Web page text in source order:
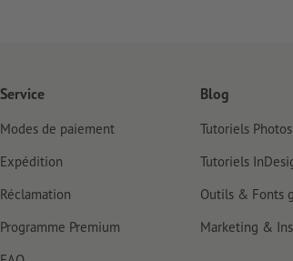
Service
Modes de paiement
Expédition
Réclamation
Programme Premium
Blog
Tutoriels
Tutoriels
Outils & Fonts
Marketing &